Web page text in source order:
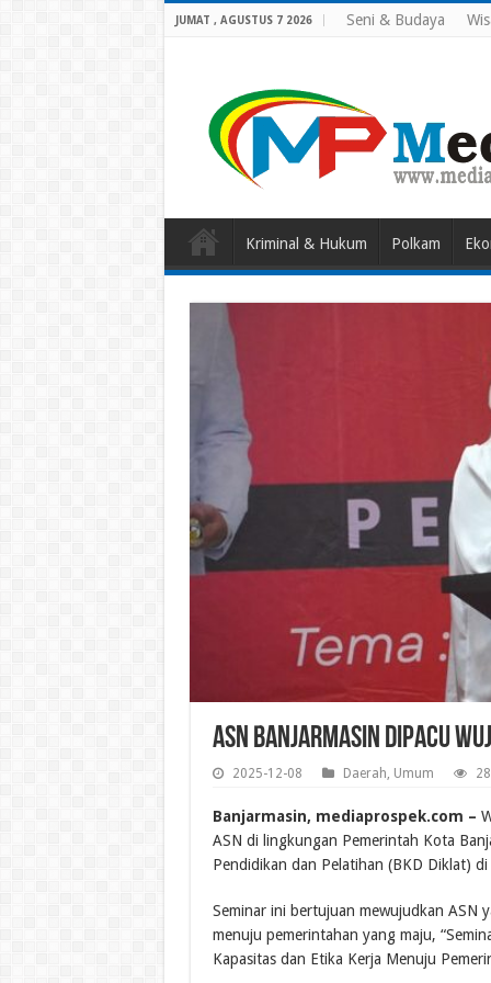
JUMAT , AGUSTUS 7 2026 Seni & Budaya
Kriminal & Hukum Polkam
ASN Banjarmasin Dipacu
2025-12-08 Daerah, Umum
Banjarmasin, mediaprospek.com –
ASN di lingkungan Pemerintah Kota
Pendidikan dan Pelatihan (BKD Diklat)
Seminar ini bertujuan mewujudkan ASN
menuju pemerintahan yang maju,
Kapasitas dan Etika Kerja Menuju